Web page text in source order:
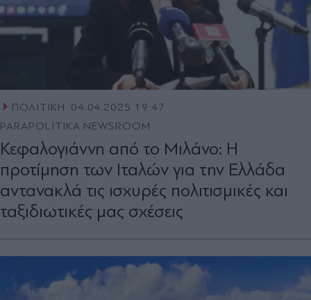
ΠΟΛΙΤΙΚΗ
04.04.2025 19:47
PARAPOLITIKA NEWSROOM
Κεφαλογιάννη από το Μιλάνο: Η
προτίμηση των Ιταλών για την Ελλάδα
αντανακλά τις ισχυρές πολιτισμικές και
ταξιδιωτικές μας σχέσεις